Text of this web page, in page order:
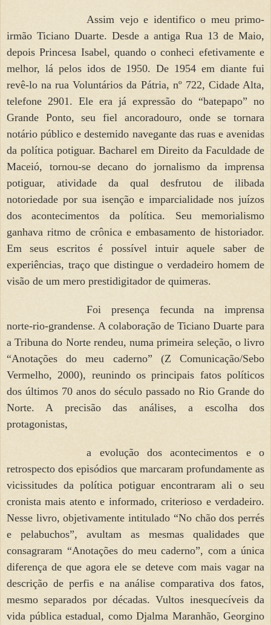
Assim vejo e identifico o meu primo-
irmão Ticiano Duarte. Desde a antiga Rua 13 de Maio,
depois Princesa Isabel, quando o conheci efetivamente e
melhor, lá pelos idos de 1950. De 1954 em diante fui
revê-lo na rua Voluntários da Pátria, nº 722, Cidade Alta,
telefone 2901. Ele era já expressão do “batepapo” no
Grande Ponto, seu fiel ancoradouro, onde se tornara
notário público e destemido navegante das ruas e avenidas
da política potiguar. Bacharel em Direito da Faculdade de
Maceió, tornou-se decano do jornalismo da imprensa
potiguar, atividade da qual desfrutou de ilibada
notoriedade por sua isenção e imparcialidade nos juízos
dos acontecimentos da política. Seu memorialismo
ganhava ritmo de crônica e embasamento de historiador.
Em seus escritos é possível intuir aquele saber de
experiências, traço que distingue o verdadeiro homem de
visão de um mero prestidigitador de quimeras.
Foi presença fecunda na imprensa
norte-rio-grandense. A colaboração de Ticiano Duarte para
a Tribuna do Norte rendeu, numa primeira seleção, o livro
“Anotações do meu caderno” (Z Comunicação/Sebo
Vermelho, 2000), reunindo os principais fatos políticos
dos últimos 70 anos do século passado no Rio Grande do
Norte. A precisão das análises, a escolha dos
protagonistas,
a evolução dos acontecimentos e o
retrospecto dos episódios que marcaram profundamente as
vicissitudes da política potiguar encontraram ali o seu
cronista mais atento e informado, criterioso e verdadeiro.
Nesse livro, objetivamente intitulado “No chão dos perrés
e pelabuchos”, avultam as mesmas qualidades que
consagraram “Anotações do meu caderno”, com a única
diferença de que agora ele se deteve com mais vagar na
descrição de perfis e na análise comparativa dos fatos,
mesmo separados por décadas. Vultos inesquecíveis da
vida pública estadual, como Djalma Maranhão, Georgino